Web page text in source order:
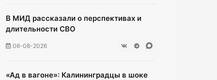
В МИД рассказали о перспективах и
длительности СВО
06-08-2026
«Ад в вагоне»: Калининградцы в шоке